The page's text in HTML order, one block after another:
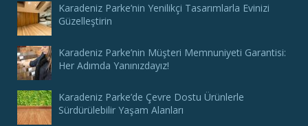
Karadeniz Parke’nin Yenilikçi Tasarımlarla Evinizi
Güzelleştirin
Karadeniz Parke’nin Müşteri Memnuniyeti Garantisi:
Her Adımda Yanınızdayız!
Karadeniz Parke’de Çevre Dostu Ürünlerle
Sürdürülebilir Yaşam Alanları